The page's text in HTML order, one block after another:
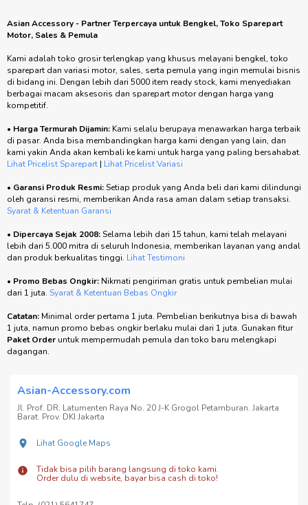
Asian Accessory - Partner Terpercaya untuk Bengkel, Toko Sparepart
Motor, Sales & Pemula
Kami adalah toko grosir terlengkap yang khusus melayani bengkel, toko
sparepart dan variasi motor, sales, serta pemula yang ingin memulai bisnis
di bidang ini. Dengan lebih dari 5000 item ready stock, kami menyediakan
berbagai macam aksesoris dan sparepart motor dengan harga yang
kompetitif.
• Harga Termurah Dijamin: Kami selalu berupaya menawarkan harga terbaik
di pasar. Anda bisa membandingkan harga kami dengan yang lain, dan
kami yakin Anda akan kembali ke kami untuk harga yang paling bersahabat.
Lihat Pricelist Sparepart | Lihat Pricelist Variasi
• Garansi Produk Resmi:Setiap produk yang Anda beli dari kami dilindungi
oleh garansi resmi, memberikan Anda rasa aman dalam setiap transaksi.
Syarat & Ketentuan Garansi
• Dipercaya Sejak 2008:Selama lebih dari 15 tahun, kami telah melayani
lebih dari 5.000 mitra di seluruh Indonesia, memberikan layanan yang andal
dan produk berkualitas tinggi. Lihat Testimoni
• Promo Bebas Ongkir: Nikmati pengiriman gratis untuk pembelian mulai
dari 1 juta. Syarat & Ketentuan Bebas Ongkir
Catatan: Minimal order pertama 1 juta. Pembelian berikutnya bisa di bawah
1 juta, namun promo bebas ongkir berlaku mulai dari 1 juta. Gunakan fitur
Paket Order untuk mempermudah pemula dan toko baru melengkapi
dagangan.
Asian-Accessory.com
Jl. Prof. DR. Latumenten Raya No. 20 J-K Grogol Petamburan. Jakarta
Barat. Prov. DKI Jakarta
Lihat Google Maps
Tidak bisa pilih barang langsung di toko kami.
Order dulu di website, bayar bisa cash di toko!